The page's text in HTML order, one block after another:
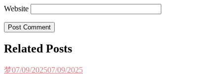
Website
Post Comment
Related Posts
梦07/09/202507/09/2025